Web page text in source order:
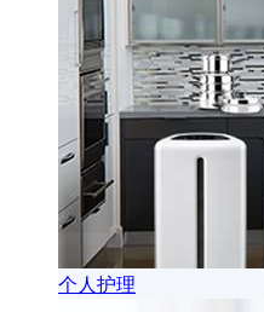
个人护理